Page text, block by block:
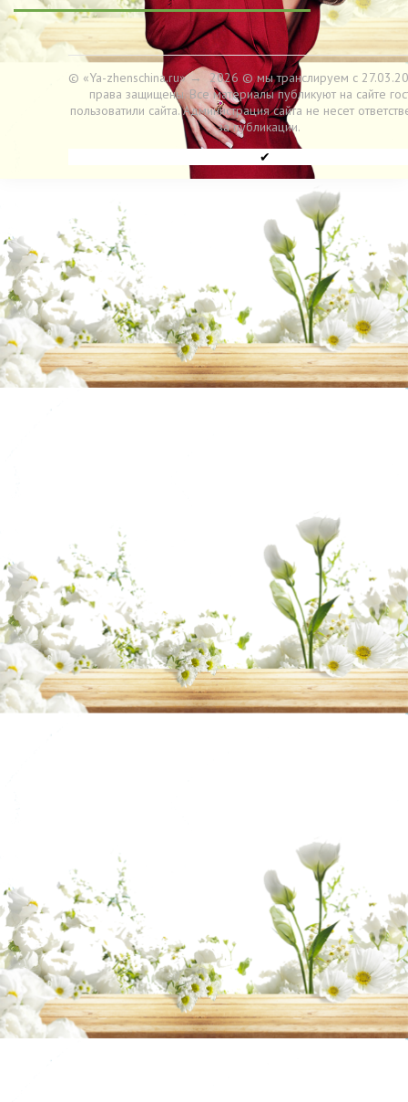
© «Ya-zhenschina.ru»→ 2026 © мы транслируем с
права защищены. Все материалы публикуют на сайте
пользоватили сайта. Администрация сайта не несет
за публикации.
✔